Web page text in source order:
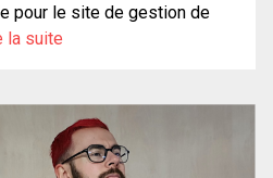
pour le site de gestion de
la suite